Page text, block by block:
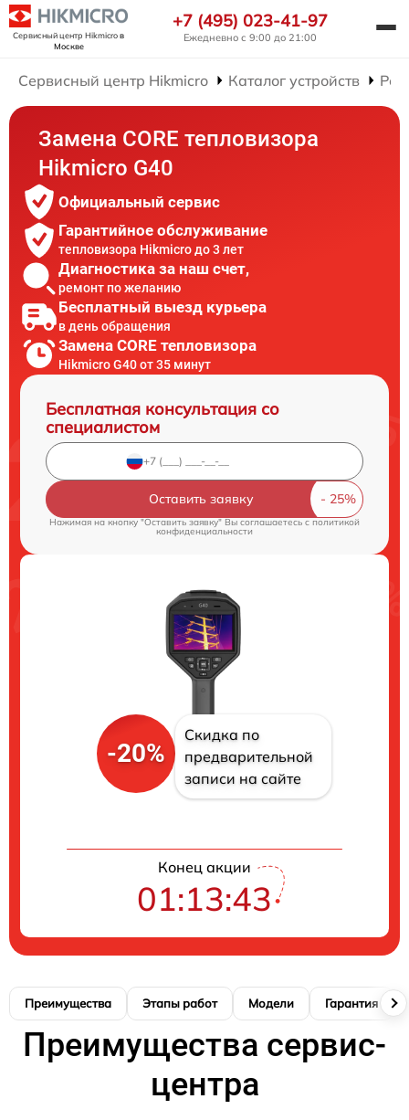
Сервисный центр Hikmicroв
Москве
+7 (495) 023-41-97
Ежедневно с 9:00 до 21:00
Сервисный центр Hikmicro Каталог устройств
Замена CORE тепловизора
Hikmicro G40
Официальный сервис
Гарантийное обслуживание
тепловизора Hikmicro до 3 лет
Диагностика за наш счет,
ремонт по желанию
Бесплатный выезд курьера
в день обращения
Замена CORE тепловизора
Hikmicro G40 от 35 минут
Бесплатная консультация со
специалистом
Оставить заявку
Нажимая на кнопку "Оставить заявку" Вы соглашаетесь cполитикой
конфиденциальности
-20%
Скидка по
предварительной
записи на сайте
Конец акции
01:13:42
Преимущества Этапы работ Модели Гарантия
Преимущества сервис-
центра